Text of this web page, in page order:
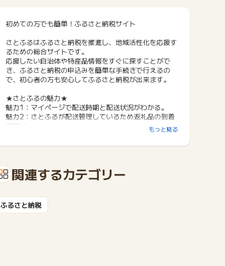
初めての方でも簡単！ふるさと納税サイト
さとふるはふるさと納税を推進し、地域活性化を応援す
るための総合サイトです。
応援したい自治体や特産品情報をすぐに探すことがで
き、ふるさと納税の申込みを簡単な手続きで行えるの
で、初心者の方も安心してふるさと納税が出来ます。
★さとふるの魅力★
魅力1：マイページで配送時期と配送状況がわかる。
魅力2：さとふるが配送管理しているため返礼品の到着
が早い。
魅力3：せっかくの寄付ならみんなの評判をチェック。
お礼品レビューが豊富。
おいて、「認知度No.1」、
「利用したいサイトNo.1」（※1）、「お客さま満足度9
おります。
※1 2025年1月時点 調査実施機関：(株) インテージ
もっと見る
関連するカテゴリー
ふるさと納税